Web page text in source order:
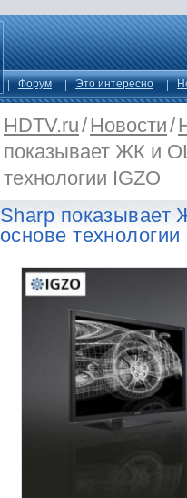
Форум Это интересно
HDTV.ru/Новости/
показывает ЖК и
технологии IGZO
Sharp показывает
основе технологии